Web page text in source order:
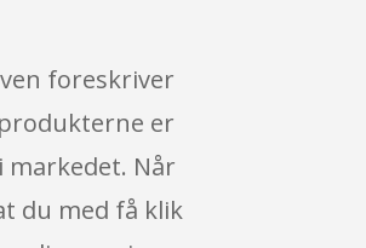
foreskriver
er
Når
du med få klik